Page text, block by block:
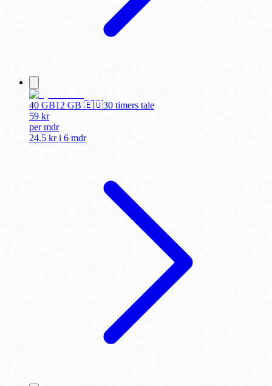
40 GB12 GB 🇪🇺30 timers tale
59 kr
permdr
24.5 kr i 6 mdr